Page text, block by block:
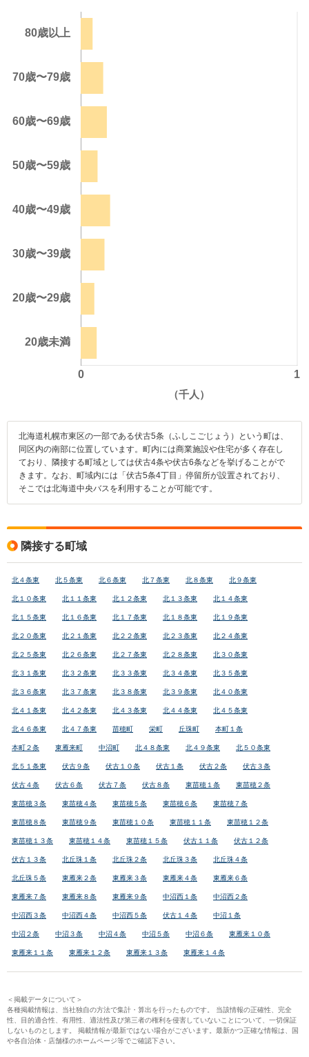
北海道札幌市東区の一部である伏古5条（ふしこごじょう）という町は、
同区内の南部に位置しています。町内には商業施設や住宅が多く存在し
ており、隣接する町域としては伏古4条や伏古6条などを挙げることがで
きます。なお、町域内には「伏古5条4丁目」停留所が設置されており、
そこでは北海道中央バスを利用することが可能です。
隣接する町域
北４条東 北５条東 北６条東 北７条東 北８条東 北９条東
北１０条東 北１１条東 北１２条東 北１３条東 北１４条東
北１５条東 北１６条東 北１７条東 北１８条東 北１９条東
北２０条東 北２１条東 北２２条東 北２３条東 北２４条東
北２５条東 北２６条東 北２７条東 北２８条東 北３０条東
北３１条東 北３２条東 北３３条東 北３４条東 北３５条東
北３６条東 北３７条東 北３８条東 北３９条東 北４０条東
北４１条東 北４２条東 北４３条東 北４４条東 北４５条東
北４６条東 北４７条東 苗穂町 栄町 丘珠町 本町１条
本町２条 東雁来町 中沼町 北４８条東 北４９条東 北５０条東
北５１条東 伏古９条 伏古１０条 伏古１条 伏古２条 伏古３条
伏古４条 伏古６条 伏古７条 伏古８条 東苗穂１条 東苗穂２条
東苗穂３条 東苗穂４条 東苗穂５条 東苗穂６条 東苗穂７条
東苗穂８条 東苗穂９条 東苗穂１０条 東苗穂１１条 東苗穂１２条
東苗穂１３条 東苗穂１４条 東苗穂１５条 伏古１１条 伏古１２条
伏古１３条 北丘珠１条 北丘珠２条 北丘珠３条 北丘珠４条
北丘珠５条 東雁来２条 東雁来３条 東雁来４条 東雁来６条
東雁来７条 東雁来８条 東雁来９条 中沼西１条 中沼西２条
中沼西３条 中沼西４条 中沼西５条 伏古１４条 中沼１条
中沼２条 中沼３条 中沼４条 中沼５条 中沼６条 東雁来１０条
東雁来１１条 東雁来１２条 東雁来１３条 東雁来１４条
＜掲載データについて＞
各種掲載情報は、当社独自の方法で集計・算出を行ったものです。 当該情報の正確性、完全
性、目的適合性、有用性、適法性及び第三者の権利を侵害していないことについて、一切保証
しないものとします。 掲載情報が最新ではない場合がございます。最新かつ正確な情報は、国
や各自治体・店舗様のホームページ等でご確認下さい。